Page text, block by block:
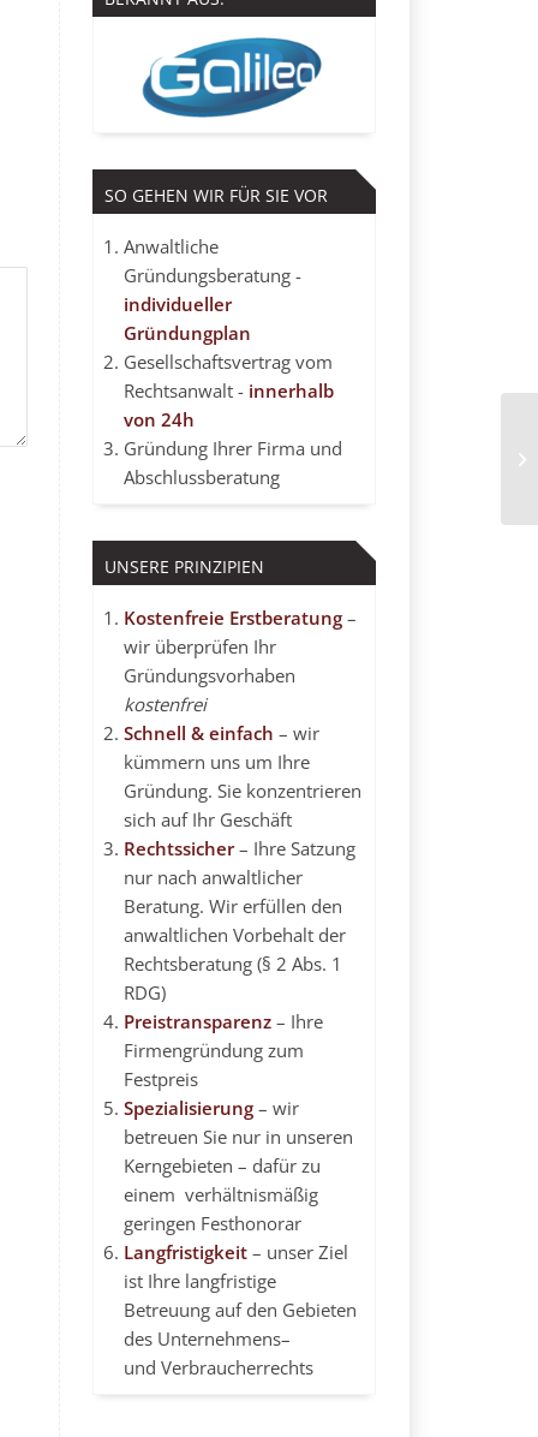
SO GEHEN WIR FÜR SIE VOR
Anwaltliche
Gründungsberatung -
individueller
Gründungplan
Gesellschaftsvertrag vom
Rechtsanwalt - innerhalb
von 24h
Gründung Ihrer Firma und
Abschlussberatung
UNSERE PRINZIPIEN
Kostenfreie Erstberatung –
wir überprüfen Ihr
Gründungsvorhaben
kostenfrei
Schnell & einfach – wir
kümmern uns um Ihre
Gründung. Sie konzentrieren
sich auf Ihr Geschäft
Rechtssicher– Ihre Satzung
nur nach anwaltlicher
Beratung. Wir erfüllen den
anwaltlichen Vorbehalt der
Rechtsberatung (§ 2 Abs. 1
RDG)
Preistransparenz– Ihre
Firmengründung zum
Festpreis
Spezialisierung– wir
betreuen Sie nur in unseren
Kerngebieten – dafür zu
einem verhältnismäßig
geringen Festhonorar
Langfristigkeit– unser Ziel
ist Ihre langfristige
Betreuung auf den Gebieten
des Unternehmens–
und Verbraucherrechts